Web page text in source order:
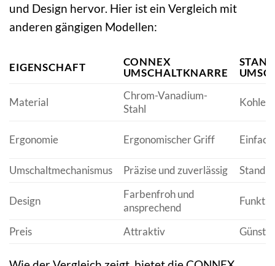
und Design hervor. Hier ist ein Vergleich mit
anderen gängigen Modellen:
EIGENSCHAFT
CONNEX
UMSCHALTKNARRE
Material
Chrom-Vanadium-
Stahl
Ergonomie Ergonomischer Griff
Umschaltmechanismus Präzise und zuverlässig
Design
Farbenfroh und
ansprechend
Preis Attraktiv Günstig